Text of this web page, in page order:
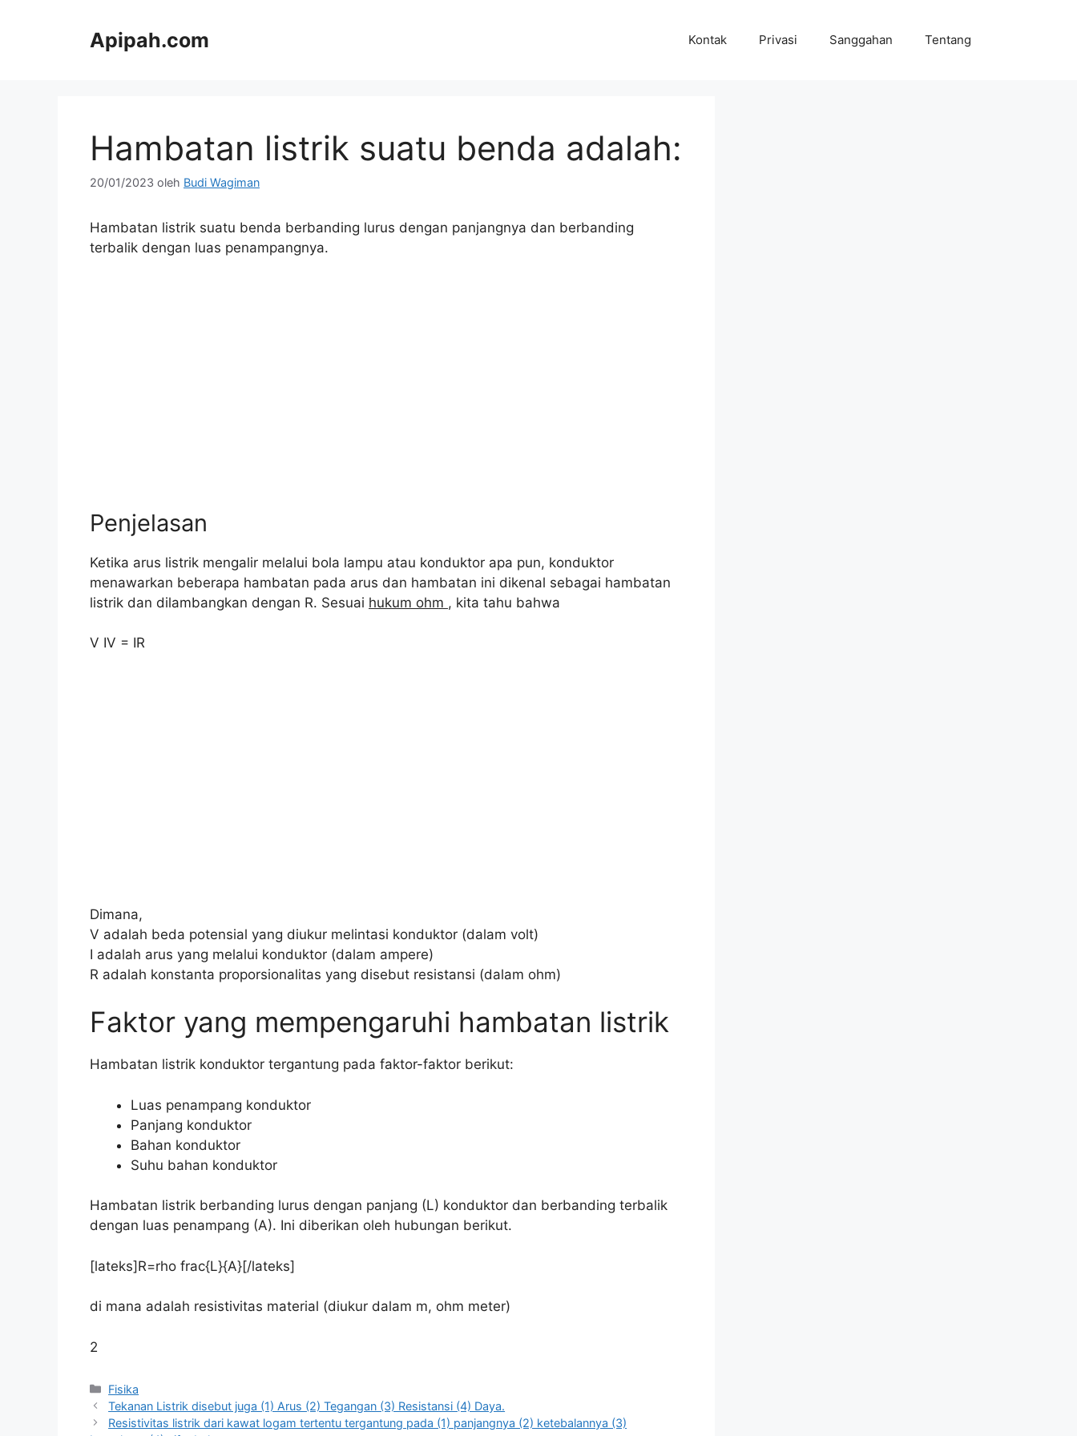
Apipah.com Kontak Privasi Sanggahan Tentang
Hambatan listrik suatu benda adalah:
20/01/2023 oleh Budi Wagiman
Hambatan listrik suatu benda berbanding lurus dengan panjangnya dan berbanding
terbalik dengan luas penampangnya.
Penjelasan
Ketika arus listrik mengalir melalui bola lampu atau konduktor apa pun, konduktor
menawarkan beberapa hambatan pada arus dan hambatan ini dikenal sebagai hambatan
listrik dan dilambangkan dengan R. Sesuai hukum ohm , kita tahu bahwa
V IV = IR
Dimana,
V adalah beda potensial yang diukur melintasi konduktor (dalam volt)
I adalah arus yang melalui konduktor (dalam ampere)
R adalah konstanta proporsionalitas yang disebut resistansi (dalam ohm)
Faktor yang mempengaruhi hambatan listrik
Hambatan listrik konduktor tergantung pada faktor-faktor berikut:
Luas penampang konduktor
Panjang konduktor
Bahan konduktor
Suhu bahan konduktor
Hambatan listrik berbanding lurus dengan panjang (L) konduktor dan berbanding terbalik
dengan luas penampang (A). Ini diberikan oleh hubungan berikut.
[lateks]R=rho frac{L}{A}[/lateks]
di mana adalah resistivitas material (diukur dalam m, ohm meter)
2
Kategori
Fisika
Tekanan Listrik disebut juga (1) Arus (2) Tegangan (3) Resistansi (4) Daya.
Resistivitas listrik dari kawat logam tertentu tergantung pada (1) panjangnya (2) ketebalannya (3)